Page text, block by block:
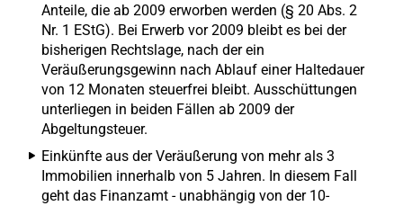
Anteile, die ab 2009 erworben werden (§ 20 Abs. 2
Nr. 1 EStG). Bei Erwerb vor 2009 bleibt es bei der
bisherigen Rechtslage, nach der ein
Veräußerungsgewinn nach Ablauf einer Haltedauer
von 12 Monaten steuerfrei bleibt. Ausschüttungen
unterliegen in beiden Fällen ab 2009 der
Abgeltungsteuer.
Einkünfte aus der Veräußerung von mehr als 3
Immobilien innerhalb von 5 Jahren. In diesem Fall
geht das Finanzamt - unabhängig von der 10-